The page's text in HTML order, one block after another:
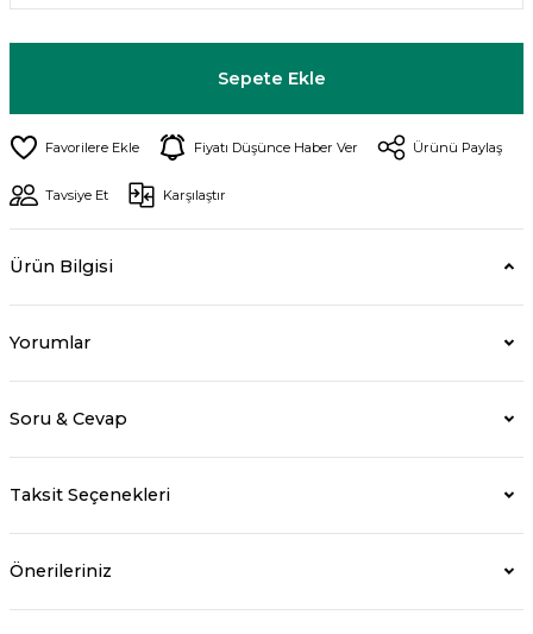
Sepete Ekle
Fiyatı Düşünce Haber Ver Ürünü Paylaş
Tavsiye Et Karşılaştır
Ürün Bilgisi
Yorumlar
Soru & Cevap
Taksit Seçenekleri
Önerileriniz